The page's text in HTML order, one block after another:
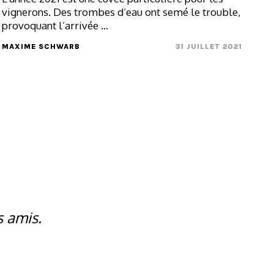
vignerons. Des trombes d’eau ont semé le trouble,
provoquant l’arrivée ...
MAXIME SCHWARB 31 JUILLET 2021
amis.